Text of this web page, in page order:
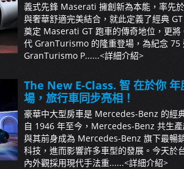
義式先鋒 Maserati 擁創新為本能，率先
與奢華舒適完美結合，就此定義了經典
奠定 Maserati GT 跑車的傳奇地位，更
代 GranTurismo 的隆重登場，為紀念
GranTurismo P......<詳細介紹>
The New E-Class. 智 在於你
場，旅行車同步亮相！
豪華中大型房車是 Mercedes-Benz 的經
自 1946 年至今，Mercedes-Benz 共生
與其前身成為 Mercedes-Benz 旗下最暢
科技，進而影響許多車型的發展。今天於
內外觀採用現代手法重......<詳細介紹>